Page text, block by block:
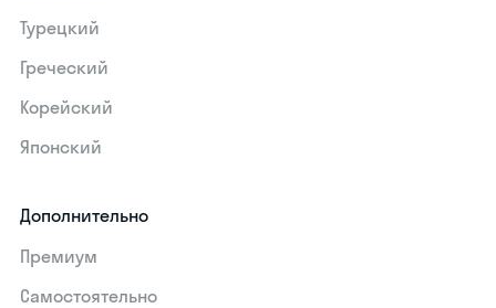
Турецкий
Греческий
Корейский
Японский
Дополнительно
Премиум
Самостоятельно